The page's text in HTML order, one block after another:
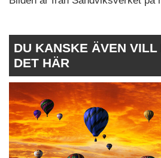
DU KANSKE ÄVEN VILL
DET HÄR